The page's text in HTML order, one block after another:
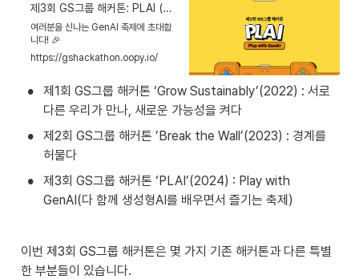
제3회 GS그룹 해커톤: PLAI (Play with GenAI)
여러분을 신나는 GenAI 축제에 초대합
니다! 🎉
https://gshackathon.oopy.io/
•
제1회 GS그룹 해커톤 ‘Grow Sustainably’(2022) : 서로
다른 우리가 만나, 새로운 가능성을 켜다
•
제2회 GS그룹 해커톤 ’Break the Wall’(2023) : 경계를
허물다
•
제3회 GS그룹 해커톤 ‘PLAI’(2024) : Play with
GenAI(다 함께 생성형AI를 배우면서 즐기는 축제)
이번 제3회 GS그룹 해커톤은 몇 가지 기존 해커톤과 다른 특별
한 부분들이 있습니다.